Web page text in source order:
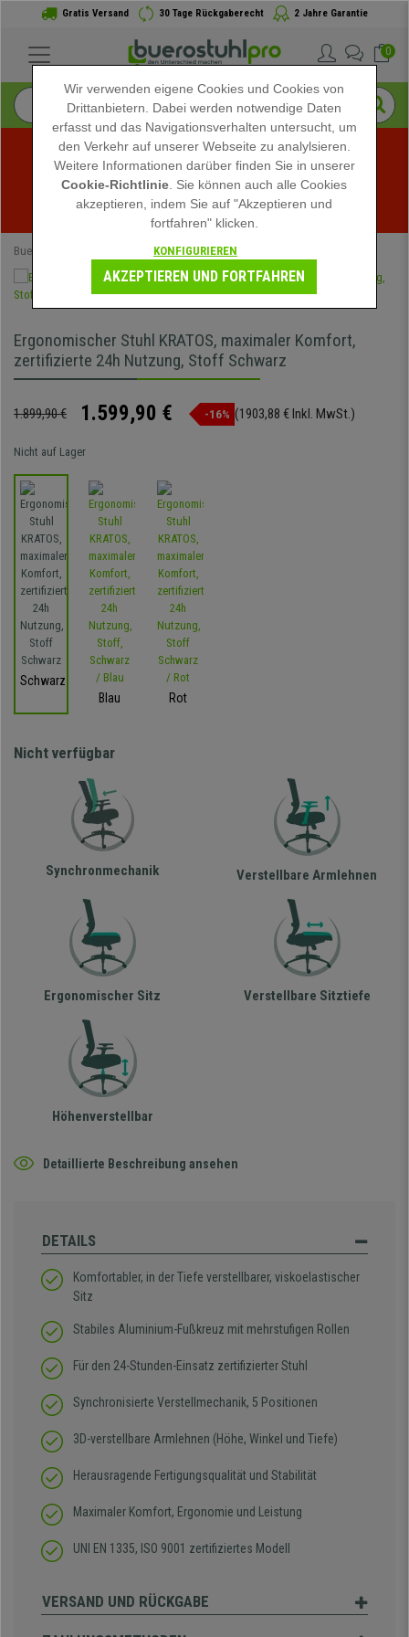
Gratis Versand 30 Tage Rückgaberecht 2 Jahre Garantie
0
Sommerschlussverkauf bei buerostuhlpro! Exklusive
Rabatte für kurze Zeit - Aktion ansehen -
Buerostuhlpro Ergonomische Bürostühle
Ergonomischer Stuhl KRATOS, maximaler Komfort,
zertifizierte 24h Nutzung, Stoff Schwarz
1.899,90 € 1.599,90 € -16% (1903,88 € Inkl. MwSt.)
Nicht auf Lager
Schwarz
Blau
Rot
Nicht verfügbar
Synchronmechanik Verstellbare Armlehnen
Ergonomischer Sitz Verstellbare Sitztiefe
Höhenverstellbar
Detaillierte Beschreibung ansehen
DETAILS
Komfortabler, in der Tiefe verstellbarer, viskoelastischer
Sitz
Stabiles Aluminium-Fußkreuz mit mehrstufigen Rollen
Für den 24-Stunden-Einsatz zertifizierter Stuhl
Synchronisierte Verstellmechanik, 5 Positionen
3D-verstellbare Armlehnen (Höhe, Winkel und Tiefe)
Herausragende Fertigungsqualität und Stabilität
Maximaler Komfort, Ergonomie und Leistung
UNI EN 1335, ISO 9001 zertifiziertes Modell
VERSAND UND RÜCKGABE
Wir verwenden eigene Cookies und Cookies von
Drittanbietern. Dabei werden notwendige Daten
erfasst und das Navigationsverhalten untersucht, um
den Verkehr auf unserer Webseite zu analylsieren.
Weitere Informationen darüber finden Sie in unserer
Cookie-Richtlinie . Sie können auch alle Cookies
akzeptieren, indem Sie auf "Akzeptieren und
fortfahren" klicken.
KONFIGURIEREN
AKZEPTIEREN UND FORTFAHREN